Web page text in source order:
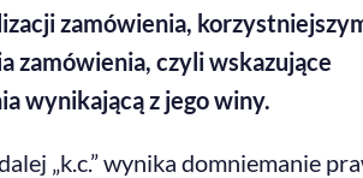
zamówienia,
zamówienia, czyli wskazujące
wynikającą z jego winy.
„k.c.” wynika domniemanie